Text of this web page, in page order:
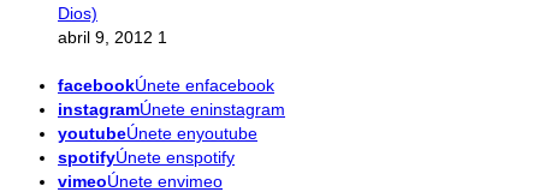
Dios)
abril 9, 2012 1
facebookÚnete enfacebook
instagramÚnete eninstagram
youtubeÚnete enyoutube
spotifyÚnete enspotify
vimeoÚnete envimeo